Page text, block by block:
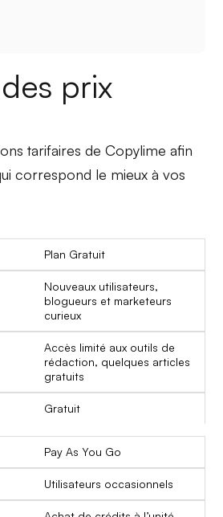
prix
tarifaires de Copylime afin
correspond le mieux à vos
Plan Gratuit
Nouveaux utilisateurs,
blogueurs et marketeurs
curieux
Accès limité aux outils de
rédaction, quelques articles
gratuits
Gratuit
Pay As You Go
Utilisateurs occasionnels